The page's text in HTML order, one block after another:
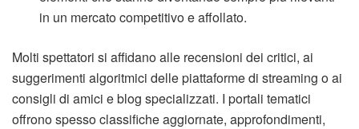
in un mercato competitivo e affollato.
Molti spettatori si affidano alle recensioni dei critici, ai
suggerimenti algoritmici delle piattaforme di streaming o ai
consigli di amici e blog specializzati. I portali tematici
offrono spesso classifiche aggiornate, approfondimenti,